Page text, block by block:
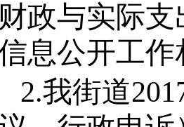
财政与实际
息公开工
2.我街道